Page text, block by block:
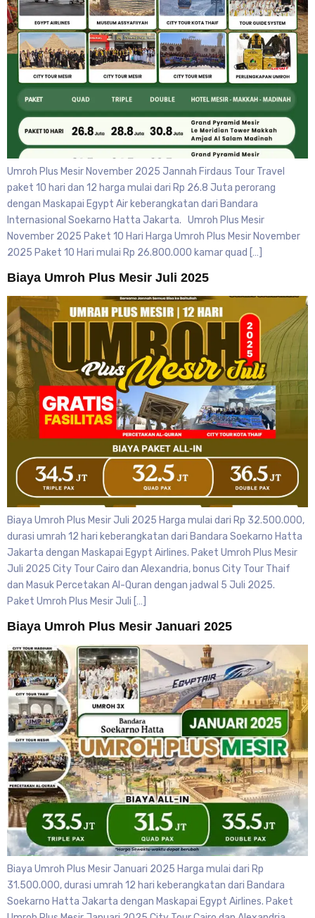
Umroh Plus Mesir November 2025 Jannah Firdaus Tour Travel
paket 10 hari dan 12 harga mulai dari Rp 26.8 Juta perorang
dengan Maskapai Egypt Air keberangkatan dari Bandara
Internasional Soekarno Hatta Jakarta. Umroh Plus Mesir
November 2025 Paket 10 Hari Harga Umroh Plus Mesir November
2025 Paket 10 Hari mulai Rp 26.800.000 kamar quad […]
Biaya Umroh Plus Mesir Juli 2025
Biaya Umroh Plus Mesir Juli 2025 Harga mulai dari Rp 32.500.000,
durasi umrah 12 hari keberangkatan dari Bandara Soekarno Hatta
Jakarta dengan Maskapai Egypt Airlines. Paket Umroh Plus Mesir
Juli 2025 City Tour Cairo dan Alexandria, bonus City Tour Thaif
dan Masuk Percetakan Al-Quran dengan jadwal 5 Juli 2025.
Paket Umroh Plus Mesir Juli […]
Biaya Umroh Plus Mesir Januari 2025
Biaya Umroh Plus Mesir Januari 2025 Harga mulai dari Rp
31.500.000, durasi umrah 12 hari keberangkatan dari Bandara
Soekarno Hatta Jakarta dengan Maskapai Egypt Airlines. Paket